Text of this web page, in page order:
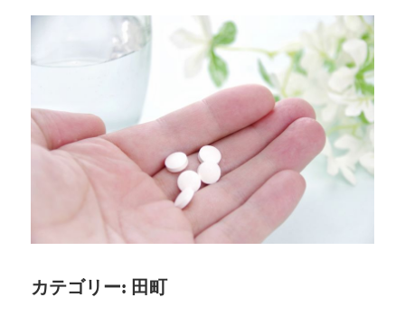
た
健
を
守
と
信
頼
カテゴリー: 田町